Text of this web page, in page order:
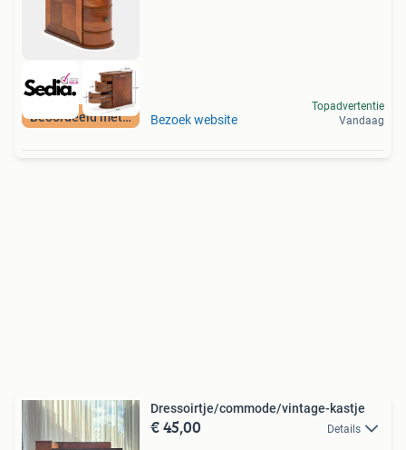
Beoordeeld met 9+ Bezoek website
Topadvertentie
Vandaag
Dressoirtje/commode/vintage-kastje
€ 45,00 Details